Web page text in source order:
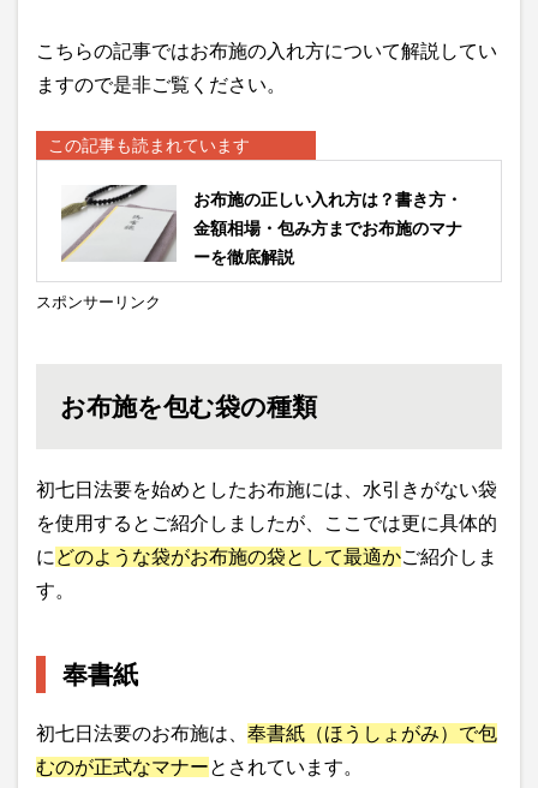
こちらの記事ではお布施の入れ方について解説してい
ますので是非ご覧ください。
この記事も読まれています
お布施の正しい入れ方は？書き方・
金額相場・包み方までお布施のマナ
ーを徹底解説
スポンサーリンク
お布施を包む袋の種類
初七日法要を始めとしたお布施には、水引きがない袋
を使用するとご紹介しましたが、ここでは更に具体的
に どのような袋がお布施の袋として最適かご紹介しま
す。
奉書紙
初七日法要のお布施は、 奉書紙（ほうしょがみ）で包
むのが正式なマナーとされています。